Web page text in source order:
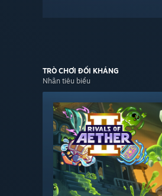
TRÒ CHƠI ĐỐI KHÁNG
Nhãn tiêu biểu